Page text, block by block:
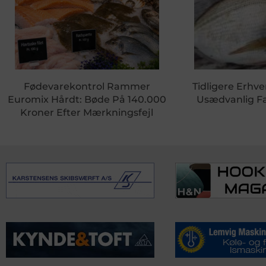
Fødevarekontrol Rammer
Euromix Hårdt: Bøde På 140.000
Kroner Efter Mærkningsfejl
Tidligere
Usædvanlig